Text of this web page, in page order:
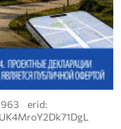
erid: